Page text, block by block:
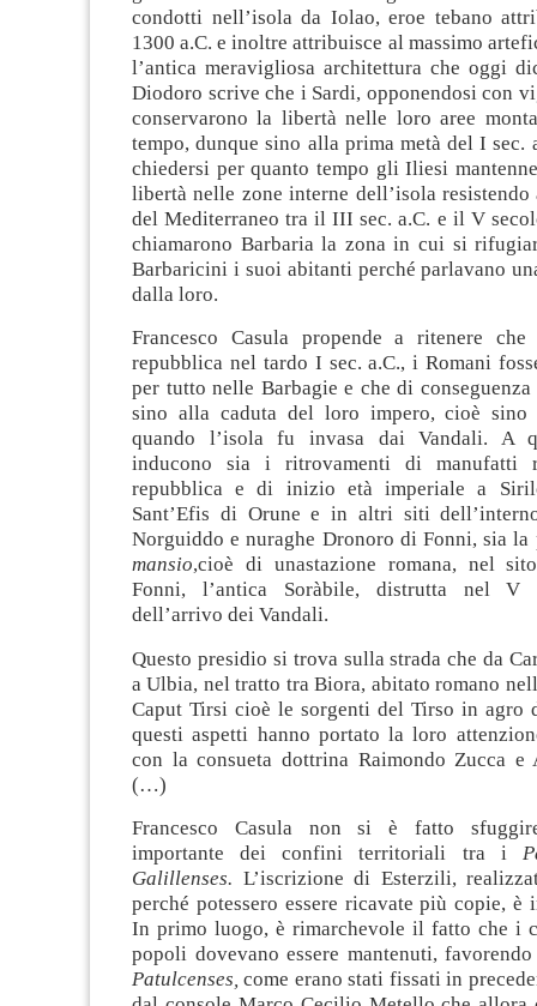
condotti nell’isola da Iolao, eroe tebano
1300 a.C. e inoltre attribuisce al massimo
l’antica meravigliosa architettura che oggi
Diodoro scrive che i Sardi, opponendosi con
conservarono la libertà nelle loro aree
tempo, dunque sino alla prima metà del I sec.
chiedersi per quanto tempo gli Iliesi
libertà nelle zone interne dell’isola resistendo
del Mediterraneo tra il III sec. a.C. e il V
chiamarono Barbaria la zona in cui si
Barbaricini i suoi abitanti perché parlavano
dalla loro.
Francesco Casula propende a ritenere
repubblica nel tardo I sec. a.C., i Romani
per tutto nelle Barbagie e che di
sino alla caduta del loro impero, cioè sino
quando l’isola fu invasa dai Vandali. A
inducono sia i ritrovamenti di manufatti
repubblica e di inizio età imperiale a
Sant’Efis di Orune e in altri siti
Norguiddo e nuraghe Dronoro di Fonni, sia la
mansio,cioè di unastazione romana, nel
Fonni, l’antica Soràbile, distrutta nel V
dell’arrivo dei Vandali.
Questo presidio si trova sulla strada che da
a Ulbia, nel tratto tra Biora, abitato romano
Caput Tirsi cioè le sorgenti del Tirso in agro
questi aspetti hanno portato la loro
con la consueta dottrina Raimondo Zucca
(…)
Francesco Casula non si è fatto
importante dei confini territoriali tra i
Galillenses. L’iscrizione di Esterzili,
perché potessero essere ricavate più copie, è
In primo luogo, è rimarchevole il fatto che i
popoli dovevano essere mantenuti,
Patulcenses, come erano stati fissati in